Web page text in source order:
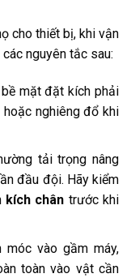
cho thiết bị, khi vận
nguyên tắc sau:
mặt đặt kích phải
nghiêng đổ khi
tải trọng nâng
đầu đội. Hãy kiểm
kích chân trước khi
vào gầm máy,
toàn vào vật cần